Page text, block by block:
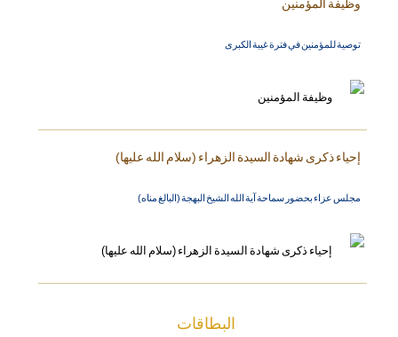
وظيفة المؤمنين
توصية للمؤمنين في فترة غيبة الكبرى
إحياء ذكرى شهادة السيدة الزهراء (سلام الله عليها)
مجلس عزاء بحضور سماحة آية الله الشيخ البهجة (البالغ مناه)
البطاقات